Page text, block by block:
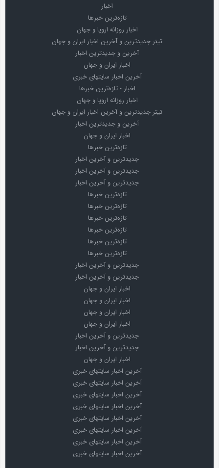
اخبار
تازه‌ترین خبرها
اخبار روزانه اروپا و جهان
تیتر جدیدترین و آخرین اخبار ایران و جهان
آخرین و جدیدترین اخبار
اخبار ایران و جهان
آخرین اخبار سایتهای خبری
اخبار - تازه‌ترین خبرها
اخبار روزانه اروپا و جهان
تیتر جدیدترین و آخرین اخبار ایران و جهان
آخرین و جدیدترین اخبار
اخبار ایران و جهان
تازه‌ترین خبرها
جدیدترین و آخرین اخبار
جدیدترین و آخرین اخبار
جدیدترین و آخرین اخبار
تازه‌ترین خبرها
تازه‌ترین خبرها
تازه‌ترین خبرها
تازه‌ترین خبرها
تازه‌ترین خبرها
تازه‌ترین خبرها
جدیدترین و آخرین اخبار
جدیدترین و آخرین اخبار
اخبار ایران و جهان
اخبار ایران و جهان
اخبار ایران و جهان
اخبار ایران و جهان
جدیدترین و آخرین اخبار
جدیدترین و آخرین اخبار
اخبار ایران و جهان
آخرین اخبار سایتهای خبری
آخرین اخبار سایتهای خبری
آخرین اخبار سایتهای خبری
آخرین اخبار سایتهای خبری
آخرین اخبار سایتهای خبری
آخرین اخبار سایتهای خبری
آخرین اخبار سایتهای خبری
آخرین اخبار سایتهای خبری